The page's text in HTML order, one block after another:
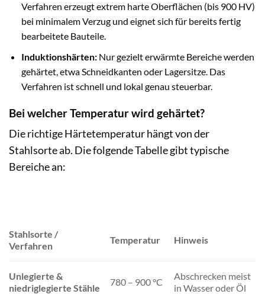
Verfahren erzeugt extrem harte Oberflächen (bis 900 HV)
bei minimalem Verzug und eignet sich für bereits fertig
bearbeitete Bauteile.
Induktionshärten: Nur gezielt erwärmte Bereiche werden
gehärtet, etwa Schneidkanten oder Lagersitze. Das
Verfahren ist schnell und lokal genau steuerbar.
Bei welcher Temperatur wird gehärtet?
Die richtige Härtetemperatur hängt von der
Stahlsorte ab. Die folgende Tabelle gibt typische
Bereiche an:
Stahlsorte /
Verfahren
Temperatur Hinweis
Unlegierte &
niedriglegierte Stähle
780 – 900 °C
Abschrecken meist
in Wasser oder Öl